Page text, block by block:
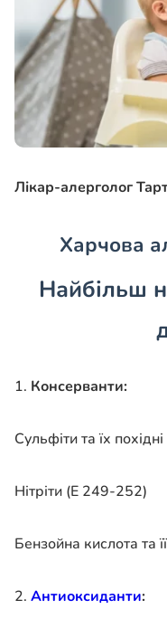
Лікар-алерголог
Харчова
Найбільш
1. Консерванти:
Сульфіти та їх
Нітріти (Е 249-252)
Бензойна кислота та
2. Антиоксиданти: